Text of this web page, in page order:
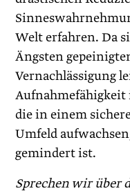
Welt erfahren. Da
Ängsten
Vernachlässigung
Aufnahmefähigkeit
die in einem
Umfeld
gemindert ist.
Sprechen wir über